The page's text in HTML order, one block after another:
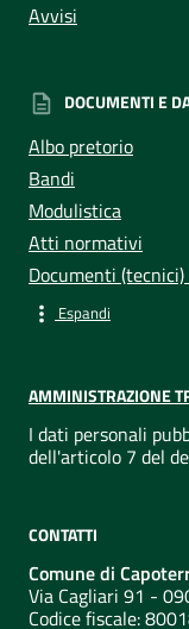
Avvisi
DOCUMENTI E
Albo pretorio
Bandi
Modulistica
Atti normativi
Documenti
Espandi
AMMINISTRAZIONE
I dati personali
dell'articolo 7 del
CONTATTI
Comune di
Via Cagliari 91 -
Codice fiscale: